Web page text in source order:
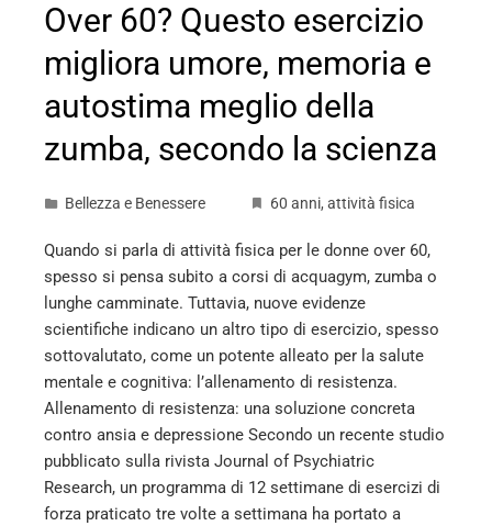
Over 60? Questo esercizio
migliora umore, memoria e
autostima meglio della
zumba, secondo la scienza
Bellezza e Benessere 60 anni, attività fisica
Quando si parla di attività fisica per le donne over 60,
spesso si pensa subito a corsi di acquagym, zumba o
lunghe camminate. Tuttavia, nuove evidenze
scientifiche indicano un altro tipo di esercizio, spesso
sottovalutato, come un potente alleato per la salute
mentale e cognitiva: l’allenamento di resistenza.
Allenamento di resistenza: una soluzione concreta
contro ansia e depressione Secondo un recente studio
pubblicato sulla rivista Journal of Psychiatric
Research, un programma di 12 settimane di esercizi di
forza praticato tre volte a settimana ha portato a